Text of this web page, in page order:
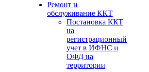
Ремонт и
обслуживание ККТ
Постановка ККТ
на
регистрационный
учет в ИФНС и
ОФД на
территории